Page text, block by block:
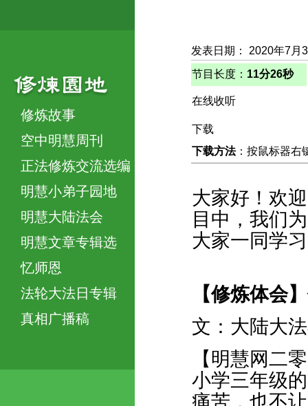
修炼故事
空中明慧周刊
正法修炼交流选编
明慧小弟子园地
明慧大陆法会
明慧文章专辑选
忆师恩
法轮大法日专辑
真相广播稿
发表日期： 2020年7月
节目长度： 11分26秒
在线收听
下载
下载方法：按鼠标器右
大家好！欢
目中，我们
大家一同学
【修炼体会
文：大陆大
【明慧网二
小学三年级
痛苦，也不